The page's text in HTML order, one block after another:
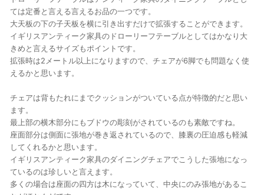
ては定番と言える言えるお品の一つです。
大天板の下の子天板を横に引き出すだけで拡張することができます。
イギリスアンティーク家具のドローリーフテーブルとしてはかなり大
きめと言えるサイズもポイントです。
拡張時は2メートル以上になりますので、チェアが6脚でも問題なく使
えるかと思います。
チェアは背もたれにまでクッションがついている点が特徴的だと思い
ます。
最上部の横木部分にもブドウの彫刻がされているのも素敵ですね。
座面部分は側面に張地が巻き返されているので、膝裏の圧迫感も軽減
してくれるかと思います。
イギリスアンティーク家具のダイニングチェアでこうした張地になっ
ているのは珍しいと言えます。
多くの場合は座面の四方は木になっていて、中央にのみ張地があるこ